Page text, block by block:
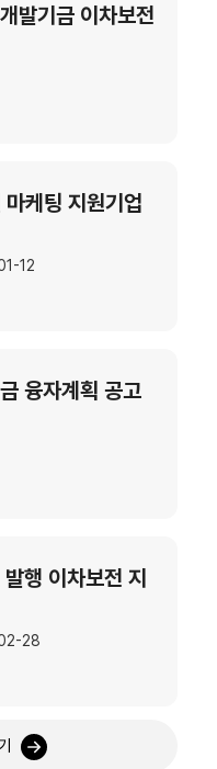
발기금 이차보전
케팅 지원기업
12
융자계획 공고
행 이차보전 지
28